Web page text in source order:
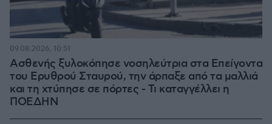
Ασθενής ξυλοκόπησε νοσηλεύτρια στα Επείγοντα
του Ερυθρού Σταυρού, την άρπαξε από τα μαλλιά
και τη χτύπησε σε πόρτες - Τι καταγγέλλει η
ΠΟΕΔΗΝ
09.08.2026, 10:51